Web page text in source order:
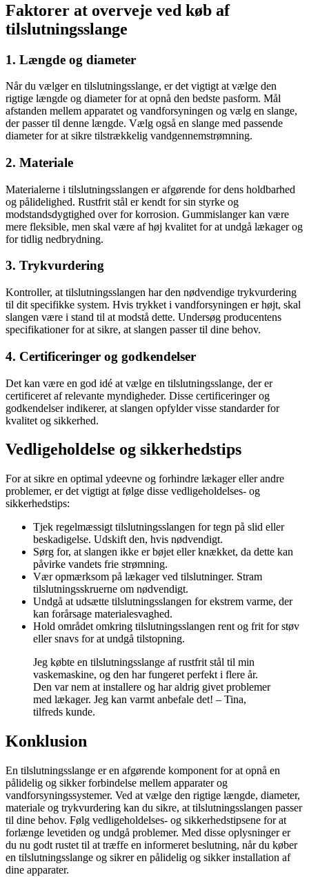
Faktorer at overveje ved køb af
tilslutningsslange
1. Længde og diameter
Når du vælger en tilslutningsslange, er det vigtigt at vælge den
rigtige længde og diameter for at opnå den bedste pasform. Mål
afstanden mellem apparatet og vandforsyningen og vælg en slange,
der passer til denne længde. Vælg også en slange med passende
diameter for at sikre tilstrækkelig vandgennemstrømning.
2. Materiale
Materialerne i tilslutningsslangen er afgørende for dens holdbarhed
og pålidelighed. Rustfrit stål er kendt for sin styrke og
modstandsdygtighed over for korrosion. Gummislanger kan være
mere fleksible, men skal være af høj kvalitet for at undgå lækager og
for tidlig nedbrydning.
3. Trykvurdering
Kontroller, at tilslutningsslangen har den nødvendige trykvurdering
til dit specifikke system. Hvis trykket i vandforsyningen er højt, skal
slangen være i stand til at modstå dette. Undersøg producentens
specifikationer for at sikre, at slangen passer til dine behov.
4. Certificeringer og godkendelser
Det kan være en god idé at vælge en tilslutningsslange, der er
certificeret af relevante myndigheder. Disse certificeringer og
godkendelser indikerer, at slangen opfylder visse standarder for
kvalitet og sikkerhed.
Vedligeholdelse og sikkerhedstips
For at sikre en optimal ydeevne og forhindre lækager eller andre
problemer, er det vigtigt at følge disse vedligeholdelses- og
sikkerhedstips:
Tjek regelmæssigt tilslutningsslangen for tegn på slid eller
beskadigelse. Udskift den, hvis nødvendigt.
Sørg for, at slangen ikke er bøjet eller knækket, da dette kan
påvirke vandets frie strømning.
Vær opmærksom på lækager ved tilslutninger. Stram
tilslutningsskruerne om nødvendigt.
Undgå at udsætte tilslutningsslangen for ekstrem varme, der
kan forårsage materialesvaghed.
Hold området omkring tilslutningsslangen rent og frit for støv
eller snavs for at undgå tilstopning.
Jeg købte en tilslutningsslange af rustfrit stål til min
vaskemaskine, og den har fungeret perfekt i flere år.
Den var nem at installere og har aldrig givet problemer
med lækager. Jeg kan varmt anbefale det! – Tina,
tilfreds kunde.
Konklusion
En tilslutningsslange er en afgørende komponent for at opnå en
pålidelig og sikker forbindelse mellem apparater og
vandforsyningssystemer. Ved at vælge den rigtige længde, diameter,
materiale og trykvurdering kan du sikre, at tilslutningsslangen passer
til dine behov. Følg vedligeholdelses- og sikkerhedstipsene for at
forlænge levetiden og undgå problemer. Med disse oplysninger er
du nu godt rustet til at træffe en informeret beslutning, når du køber
en tilslutningsslange og sikrer en pålidelig og sikker installation af
dine apparater.